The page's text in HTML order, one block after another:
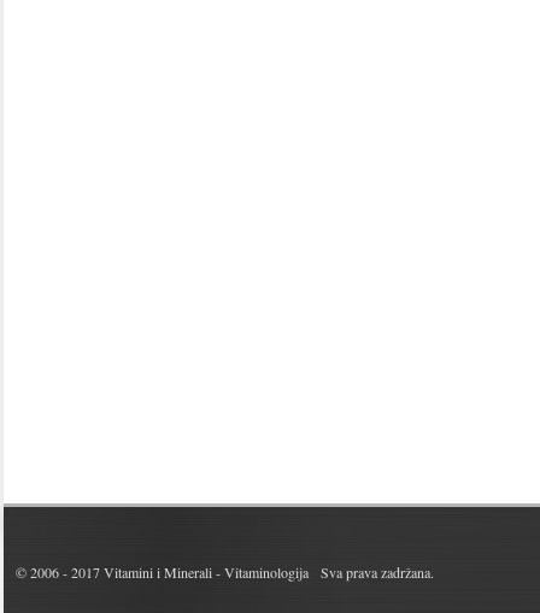
© 2006 - 2017Vitamini i Minerali - Vitaminologija Sva prava zadržana.